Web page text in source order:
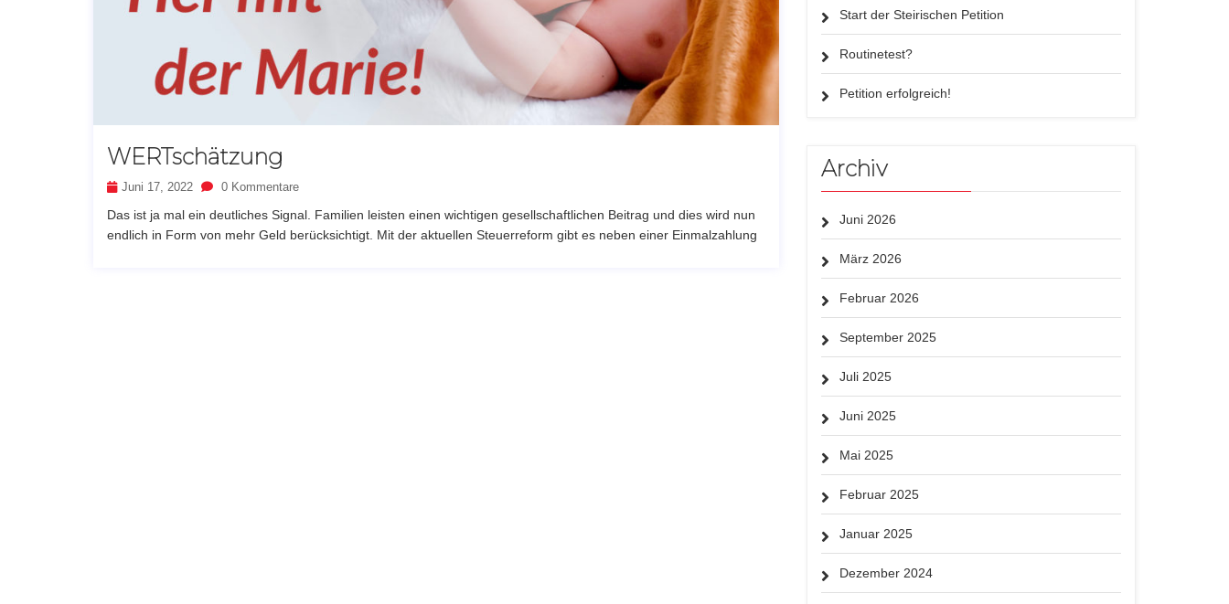
WERTschätzung
Juni 17, 2022 0 Kommentare
Das ist ja mal ein deutliches Signal. Familien leisten einen wichtigen gesellschaftlichen Beitrag und dies wird nun
endlich in Form von mehr Geld berücksichtigt. Mit der aktuellen Steuerreform gibt es neben einer Einmalzahlung
Start der Steirischen Petition
Routinetest?
Petition erfolgreich!
Archiv
Juni 2026
März 2026
Februar 2026
September 2025
Juli 2025
Juni 2025
Mai 2025
Februar 2025
Januar 2025
Dezember 2024